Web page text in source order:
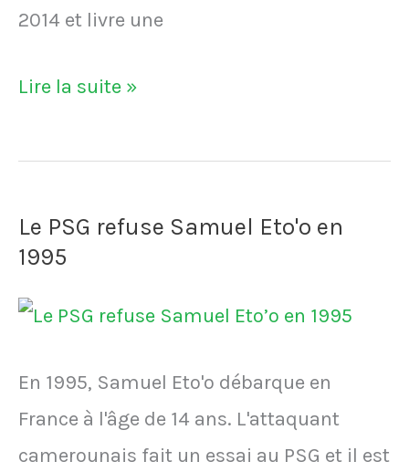
2014 et livre une
L'incroyable
de
de
Mourinho
à
Zouma
pour
son
Lire la suite »
Le PSG refuse Samuel Eto'o en
1995
En 1995, Samuel Eto'o débarque en
France à l'âge de 14 ans. L'attaquant
camerounais fait un essai au PSG et il est